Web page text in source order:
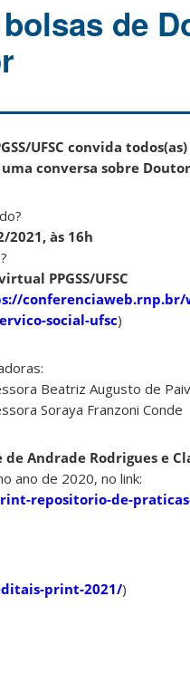
de
UFSC convida
conversa sobre
2021, às 16h
PPGSS/UFSC
conferenciaweb.rnp.br/
social-ufsc)
Beatriz Augusto de
Soraya Franzoni Conde
de Andrade Rodrigues e
ano de 2020, no link:
repositorio-de-
print-2021/)